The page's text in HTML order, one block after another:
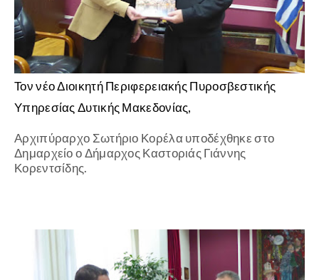
Τον νέο Διοικητή Περιφερειακής Πυροσβεστικής
Υπηρεσίας Δυτικής Μακεδονίας,
Αρχιπύραρχο Σωτήριο Κορέλα υποδέχθηκε στο
Δημαρχείο ο Δήμαρχος Καστοριάς Γιάννης
Κορεντσίδης.